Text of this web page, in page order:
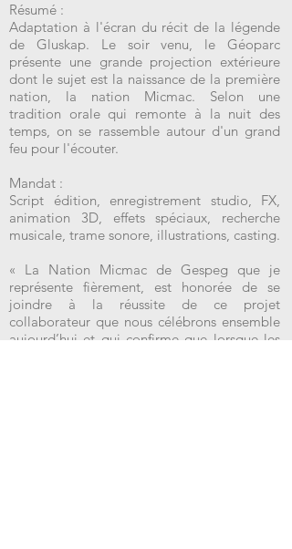
Résumé :
Adaptation à l'écran du récit de la légende
de Gluskap. Le soir venu, le Géoparc
présente une grande projection extérieure
dont le sujet est la naissance de la première
nation, la nation Micmac. Selon une
tradition orale qui remonte à la nuit des
temps, on se rassemble autour d'un grand
feu pour l'écouter.
Mandat :
Script édition, enregistrement studio, FX,
animation 3D, effets spéciaux, recherche
musicale, trame sonore, illustrations, casting.
« La Nation Micmac de Gespeg que je
représente fièrement, est honorée de se
joindre à la réussite de ce projet
collaborateur que nous célébrons ensemble
aujourd’hui et qui confirme que lorsque les